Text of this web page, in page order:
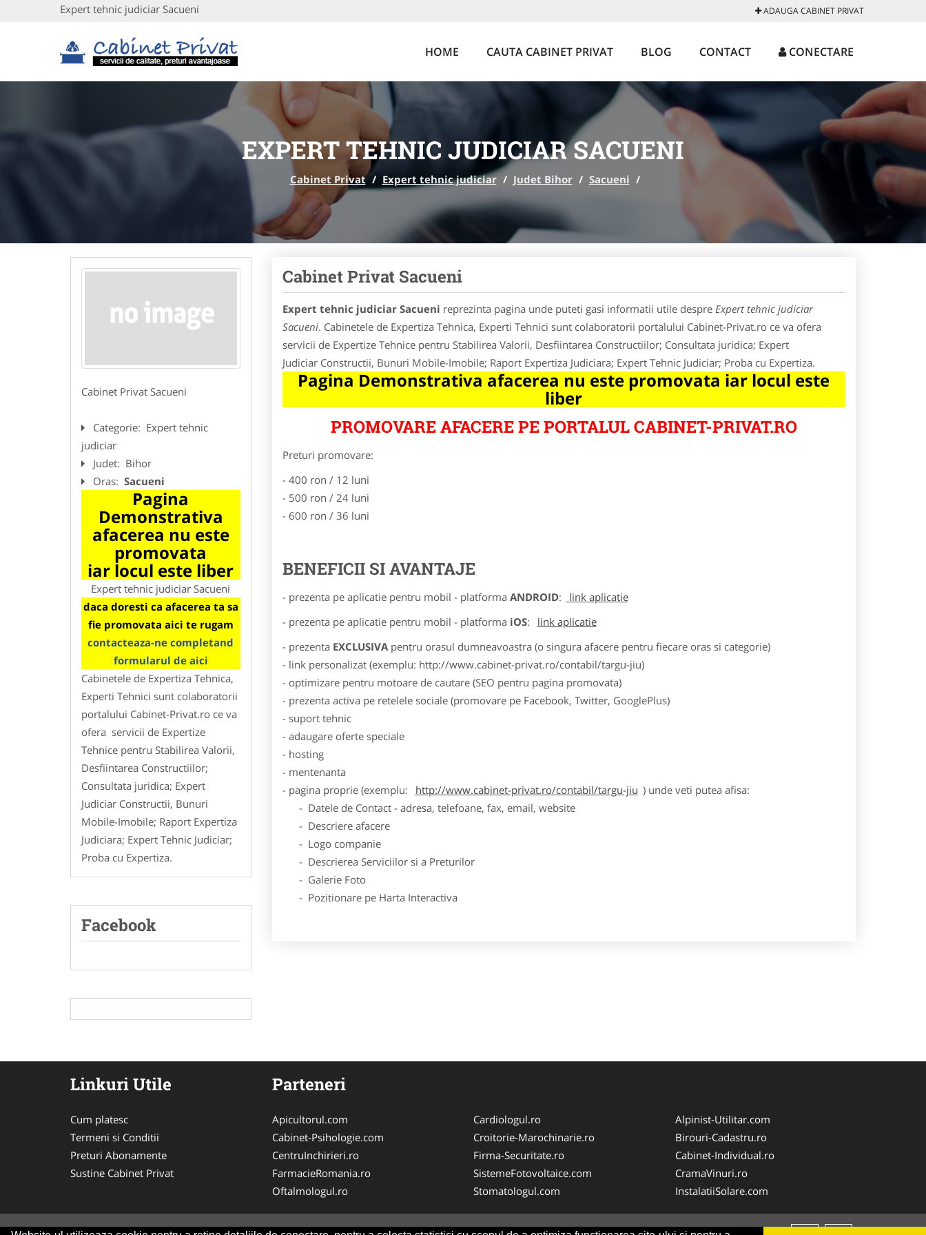
Expert tehnic judiciar Sacueni ADAUGA CABINET PRIVAT
HOME CAUTA CABINET PRIVAT BLOG CONTACT CONECTARE
EXPERT TEHNIC JUDICIAR SACUENI
Cabinet Privat / Expert tehnic judiciar / Judet Bihor / Sacueni /
Cabinet Privat Sacueni
Categorie: Expert tehnic
judiciar
Judet: Bihor
Oras: Sacueni
Pagina
Demonstrativa
afacerea nu este
promovata
iar locul este liber
Expert tehnic judiciar Sacueni
daca doresti ca afacerea ta sa
fie promovata aici te rugam
contacteaza-ne completand
formularul de aici
Cabinetele de Expertiza Tehnica,
Experti Tehnici sunt colaboratorii
portalului Cabinet-Privat.ro ce va
ofera servicii de Expertize
Tehnice pentru Stabilirea Valorii,
Desfiintarea Constructiilor;
Consultata juridica; Expert
Judiciar Constructii, Bunuri
Mobile-Imobile; Raport Expertiza
Judiciara; Expert Tehnic Judiciar;
Proba cu Expertiza.
Facebook
Cabinet Privat Sacueni
Expert tehnic judiciar Sacueni reprezinta pagina unde puteti gasi informatii utile despre Expert tehnic judiciar
Sacueni. Cabinetele de Expertiza Tehnica, Experti Tehnici sunt colaboratorii portalului Cabinet-Privat.ro ce va ofera
servicii de Expertize Tehnice pentru Stabilirea Valorii, Desfiintarea Constructiilor; Consultata juridica; Expert
Judiciar Constructii, Bunuri Mobile-Imobile; Raport Expertiza Judiciara; Expert Tehnic Judiciar; Proba cu Expertiza.
Pagina Demonstrativa afacerea nu este promovata iar locul este
liber
PROMOVARE AFACERE PE PORTALUL CABINET-PRIVAT.RO
Preturi promovare:
- 400 ron / 12 luni
- 500 ron / 24 luni
- 600 ron / 36 luni
BENEFICII SI AVANTAJE
- prezenta pe aplicatie pentru mobil - platforma ANDROID:
link aplicatie
- prezenta pe aplicatie pentru mobil - platforma iOS:
link aplicatie
- prezenta EXCLUSIVApentru orasul dumneavoastra (o singura afacere pentru fiecare oras si categorie)
- link personalizat (exemplu: http://www.cabinet-privat.ro/contabil/targu-jiu)
- optimizare pentru motoare de cautare (SEO pentru pagina promovata)
- prezenta activa pe retelele sociale (promovare pe Facebook, Twitter, GooglePlus)
- suport tehnic
- adaugare oferte speciale
- hosting
- mentenanta
- pagina proprie (exemplu:
http://www.cabinet-privat.ro/contabil/targu-jiu ) unde veti putea afisa:
- Datele de Contact - adresa, telefoane, fax, email, website
- Descriere afacere
- Logo companie
- Descrierea Serviciilor si a Preturilor
- Galerie Foto
- Pozitionare pe Harta Interactiva
Linkuri Utile
Cum platesc
Termeni si Conditii
Preturi Abonamente
Sustine Cabinet Privat
Parteneri
Apicultorul.com
Cabinet-Psihologie.com
CentruInchirieri.ro
FarmacieRomania.ro
Oftalmologul.ro
Cardiologul.ro
Croitorie-Marochinarie.ro
Firma-Securitate.ro
SistemeFotovoltaice.com
Stomatologul.com
Alpinist-Utilitar.com
Birouri-Cadastru.ro
Cabinet-Individual.ro
CramaVinuri.ro
InstalatiiSolare.com